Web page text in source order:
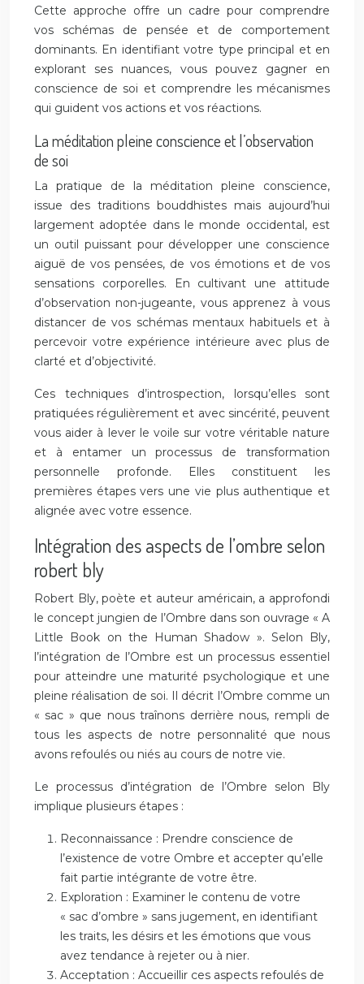
Cette approche offre un cadre pour comprendre
vos schémas de pensée et de comportement
dominants. En identifiant votre type principal et en
explorant ses nuances, vous pouvez gagner en
conscience de soi et comprendre les mécanismes
qui guident vos actions et vos réactions.
La méditation pleine conscience et l’observation
de soi
La pratique de la méditation pleine conscience,
issue des traditions bouddhistes mais aujourd’hui
largement adoptée dans le monde occidental, est
un outil puissant pour développer une conscience
aiguë de vos pensées, de vos émotions et de vos
sensations corporelles. En cultivant une attitude
d’observation non-jugeante, vous apprenez à vous
distancer de vos schémas mentaux habituels et à
percevoir votre expérience intérieure avec plus de
clarté et d’objectivité.
Ces techniques d’introspection, lorsqu’elles sont
pratiquées régulièrement et avec sincérité, peuvent
vous aider à lever le voile sur votre véritable nature
et à entamer un processus de transformation
personnelle profonde. Elles constituent les
premières étapes vers une vie plus authentique et
alignée avec votre essence.
Intégration des aspects de l’ombre selon
robert bly
Robert Bly, poète et auteur américain, a approfondi
le concept jungien de l’Ombre dans son ouvrage « A
Little Book on the Human Shadow ». Selon Bly,
l’intégration de l’Ombre est un processus essentiel
pour atteindre une maturité psychologique et une
pleine réalisation de soi. Il décrit l’Ombre comme un
« sac » que nous traînons derrière nous, rempli de
tous les aspects de notre personnalité que nous
avons refoulés ou niés au cours de notre vie.
Le processus d’intégration de l’Ombre selon Bly
implique plusieurs étapes :
Reconnaissance : Prendre conscience de
l’existence de votre Ombre et accepter qu’elle
fait partie intégrante de votre être.
Exploration : Examiner le contenu de votre
« sac d’ombre » sans jugement, en identifiant
les traits, les désirs et les émotions que vous
avez tendance à rejeter ou à nier.
Acceptation : Accueillir ces aspects refoulés de